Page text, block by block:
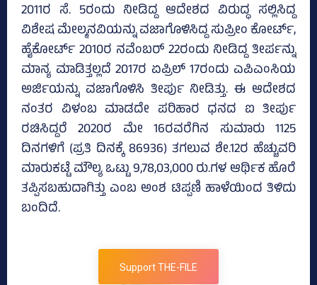
2011ರ ಸೆ. 5ರಂದು ನೀಡಿದ್ದ ಆದೇಶದ ವಿರುದ್ಧ ಸಲ್ಲಿಸಿದ್ದ
ವಿಶೇಷ ಮೇಲ್ಮನವಿಯನ್ನು ವಜಾಗೊಳಿಸಿದ್ದ ಸುಪ್ರೀಂ ಕೋರ್ಟ್‌,
ಹೈಕೋರ್ಟ್‌ 2010ರ ನವೆಂಬರ್‌ 22ರಂದು ನೀಡಿದ್ದ ತೀರ್ಪನ್ನು
ಮಾನ್ಯ ಮಾಡಿತ್ತಲ್ಲದೆ 2017ರ ಏಪ್ರಿಲ್‌ 17ರಂದು ಎಪಿಎಂಸಿಯ
ಅರ್ಜಿಯನ್ನು ವಜಾಗೊಳಿಸಿ ತೀರ್ಪು ನೀಡಿತ್ತು. ಈ ಆದೇಶದ
ನಂತರ ವಿಳಂಬ ಮಾಡದೇ ಪರಿಹಾರ ಧನದ ಐ ತೀರ್ಪು
ರಚಿಸಿದ್ದರೆ 2020ರ ಮೇ 16ರವರೆಗಿನ ಸುಮಾರು 1125
ದಿನಗಳಿಗೆ (ಪ್ರತಿ ದಿನಕ್ಕೆ 86936) ತಗಲುವ ಶೇ.12ರ ಹೆಚ್ಚುವರಿ
ಮಾರುಕಟ್ಟೆ ಮೌಲ್ಯ ಒಟ್ಟು 9,78,03,000 ರು.ಗಳ ಆರ್ಥಿಕ ಹೊರೆ
ತಪ್ಪಿಸಬಹುದಾಗಿತ್ತು ಎಂಬ ಅಂಶ ಟಿಪ್ಪಣಿ ಹಾಳೆಯಿಂದ ತಿಳಿದು
ಬಂದಿದೆ.
Support THE-FILE